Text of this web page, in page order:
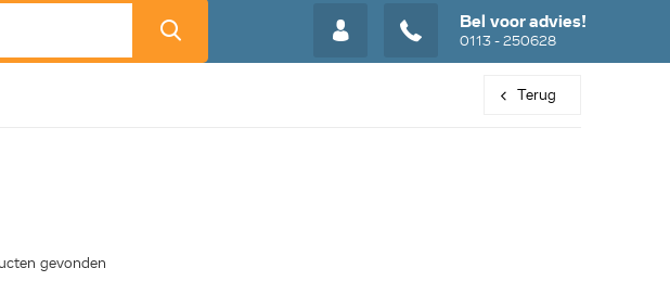
Bel voor advies!
0113 - 250628
Terug
gevonden